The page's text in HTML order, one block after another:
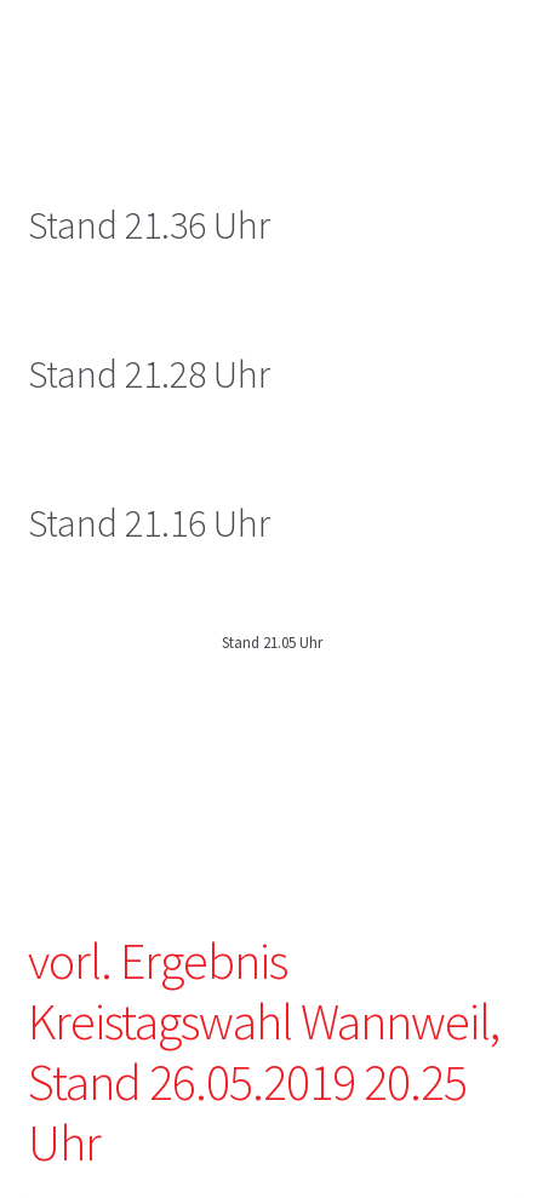
Stand 21.36 Uhr
Stand 21.28 Uhr
Stand 21.16 Uhr
Stand 21.05 Uhr
vorl. Ergebnis
Kreistagswahl Wannweil,
Stand 26.05.2019 20.25
Uhr